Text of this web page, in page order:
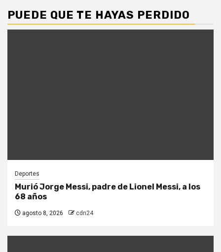
PUEDE QUE TE HAYAS PERDIDO
Deportes
Murió Jorge Messi, padre de Lionel Messi, a los
68 años
agosto 8, 2026 cdn24